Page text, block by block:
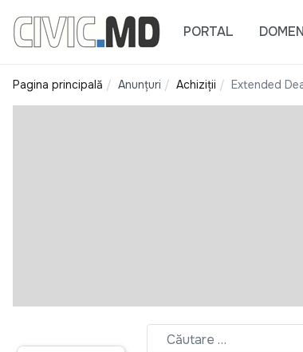
PORTAL
Pagina principală Anunțuri Achiziții Extended